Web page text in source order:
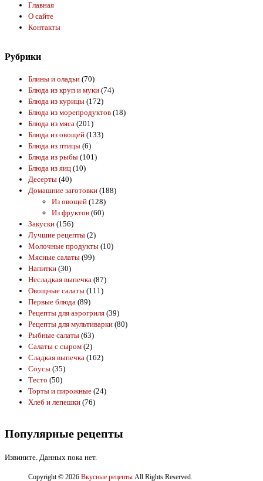
Главная
О сайте
Контакты
Рубрики
Блины и оладьи (70)
Блюда из круп и муки (74)
Блюда из курицы (172)
Блюда из морепродуктов (18)
Блюда из мяса (201)
Блюда из овощей (133)
Блюда из птицы (6)
Блюда из рыбы (101)
Блюда из яиц (10)
Десерты (40)
Домашние заготовки (188)
Из овощей (128)
Из фруктов (60)
Закуски (156)
Лучшие рецепты (2)
Молочные продукты (10)
Мясные салаты (99)
Напитки (30)
Несладкая выпечка (87)
Овощные салаты (111)
Первые блюда (89)
Рецепты для аэрогриля (39)
Рецепты для мультиварки (80)
Рыбные салаты (63)
Салаты с сыром (2)
Сладкая выпечка (162)
Соусы (35)
Тесто (50)
Торты и пирожные (24)
Хлеб и лепешки (76)
Популярные рецепты
Извините. Данных пока нет.
Copyright © 2026 Вкусные рецепты All Rights Reserved.